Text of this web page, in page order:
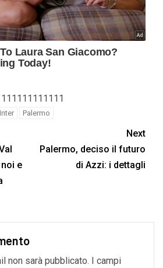
111111111111
Inter Palermo
e
Next
Palermo, deciso il futuro
di Azzi: i dettagli
non sarà pubblicato. I campi